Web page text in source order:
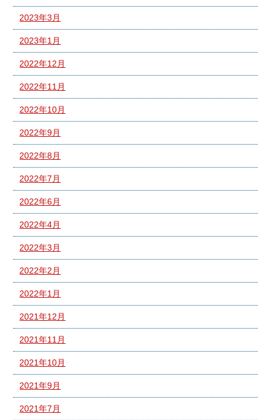
2023年3月
2023年1月
2022年12月
2022年11月
2022年10月
2022年9月
2022年8月
2022年7月
2022年6月
2022年4月
2022年3月
2022年2月
2022年1月
2021年12月
2021年11月
2021年10月
2021年9月
2021年7月